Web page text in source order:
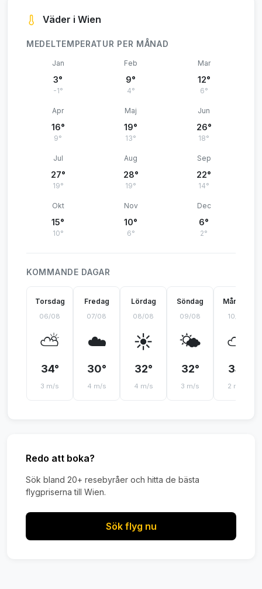
Väder i Wien
MEDELTEMPERATUR PER MÅNAD
Jan
3°
-1°
Feb
9°
4°
Mar
12°
6°
Apr
16°
9°
Maj
19°
13°
Jun
26°
18°
Jul
27°
19°
Aug
28°
19°
Sep
22°
14°
Okt
15°
10°
Nov
10°
6°
Dec
6°
2°
KOMMANDE DAGAR
Torsdag
06/08
⛅
34°
3 m/s
Fredag
07/08
☁️
30°
4 m/s
Lördag
08/08
☀️
32°
4 m/s
Söndag
09/08
🌤️
32°
3 m/s
Måndag
10/08
⛅
34°
2 m/s
Redo att boka?
Sök bland 20+ resebyråer och hitta de bästa
flygpriserna till Wien.
Sök flyg nu